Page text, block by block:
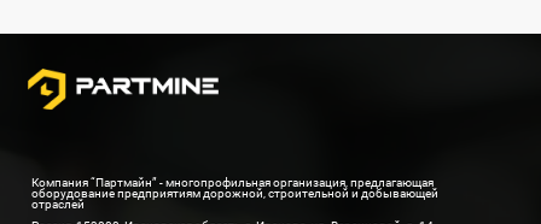
Компания “Партмайн” - многопрофильная организация, предлагающая
оборудование предприятиям дорожной, строительной и добывающей
отраслей